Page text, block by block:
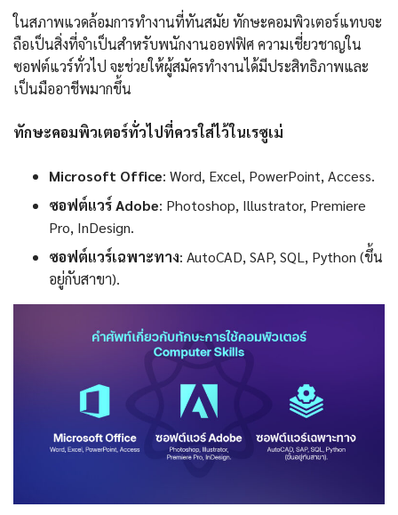
ในสภาพแวดล้อมการทำงานที่ทันสมัย ​​ทักษะคอมพิวเตอร์แทบจะ
ถือเป็นสิ่งที่จำเป็นสำหรับพนักงานออฟฟิศ ความเชี่ยวชาญใน
ซอฟต์แวร์ทั่วไป จะช่วยให้ผู้สมัครทำงานได้มีประสิทธิภาพและ
เป็นมืออาชีพมากขึ้น
ทักษะคอมพิวเตอร์ทั่วไปที่ควรใส่ไว้ในเรซูเม่
Microsoft Office: Word, Excel, PowerPoint, Access.
ซอฟต์แวร์ Adobe: Photoshop, Illustrator, Premiere
Pro, InDesign.
ซอฟต์แวร์เฉพาะทาง: AutoCAD, SAP, SQL, Python (ขึ้น
อยู่กับสาขา).